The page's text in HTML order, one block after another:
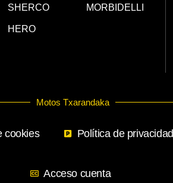
SHERCO MORBIDELLI
HERO
Motos Txarandaka
cookies Política de privacidad
Acceso cuenta